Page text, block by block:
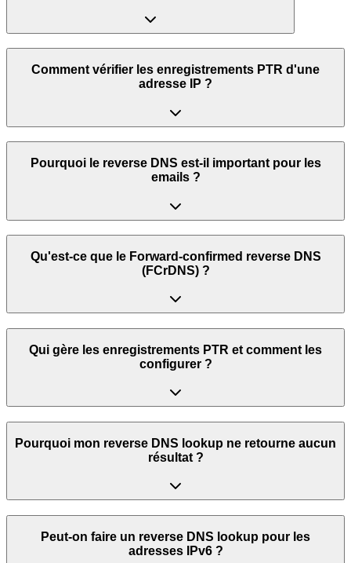
Comment vérifier les enregistrements PTR d'une
adresse IP ?
Pourquoi le reverse DNS est-il important pour les
emails ?
Qu'est-ce que le Forward-confirmed reverse DNS
(FCrDNS) ?
Qui gère les enregistrements PTR et comment les
configurer ?
Pourquoi mon reverse DNS lookup ne retourne aucun
résultat ?
Peut-on faire un reverse DNS lookup pour les
adresses IPv6 ?